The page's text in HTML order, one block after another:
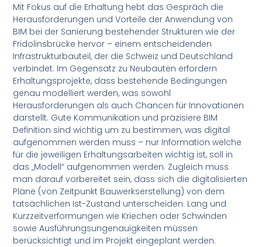
Mit Fokus auf die Erhaltung hebt das Gespräch die
Herausforderungen und Vorteile der Anwendung von
BIM bei der Sanierung bestehender Strukturen wie der
Fridolinsbrücke hervor – einem entscheidenden
Infrastrukturbauteil, der die Schweiz und Deutschland
verbindet. Im Gegensatz zu Neubauten erfordern
Erhaltungsprojekte, dass bestehende Bedingungen
genau modelliert werden, was sowohl
Herausforderungen als auch Chancen für Innovationen
darstellt. Gute Kommunikation und präzisiere BIM
Definition sind wichtig um zu bestimmen, was digital
aufgenommen werden muss – nur Information welche
für die jeweiligen Erhaltungsarbeiten wichtig ist, soll in
das „Modell“ aufgenommen werden. Zugleich muss
man darauf vorbereitet sein, dass sich die digitalisierten
Pläne (von Zeitpunkt Bauwerkserstellung) von dem
tatsächlichen Ist-Zustand unterscheiden. Lang und
Kurzzeitverformungen wie Kriechen oder Schwinden
sowie Ausführungsungenauigkeiten müssen
berücksichtigt und im Projekt eingeplant werden.